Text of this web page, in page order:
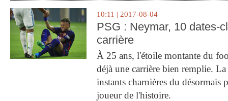
10:11 | 2017-08-04
PSG : Neymar, 10 dates-
carrière
À 25 ans, l'étoile montante du
déjà une carrière bien remplie.
instants charnières du désormais
joueur de l'histoire.